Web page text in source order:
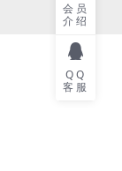
会员
介绍
QQ
客服